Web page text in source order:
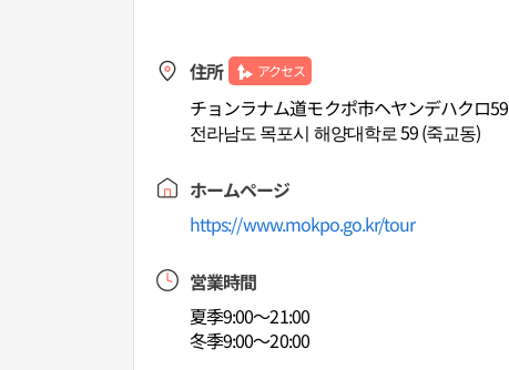
住所 アクセス
チョンラナム道モクポ市ヘヤンデハクロ59
전라남도 목포시 해양대학로 59 (죽교동)
ホームページ
https://www.mokpo.go.kr/tour
営業時間
夏季9:00～21:00
冬季9:00～20:00